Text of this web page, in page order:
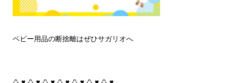
ベビー用品の断捨離はぜひサガリオへ